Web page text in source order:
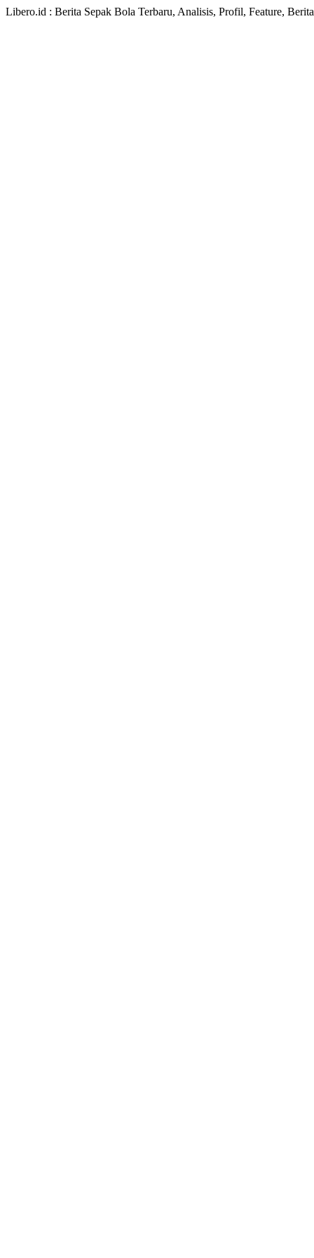
Libero.id : Berita Sepak Bola Terbaru, Analisis, Profil, Feature,